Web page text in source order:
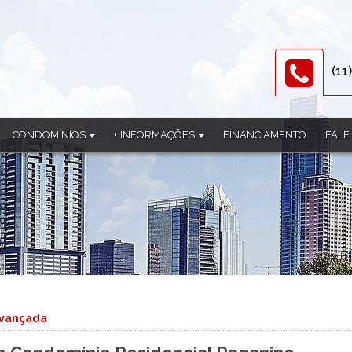
CONDOMÍNIOS
Alpes de Guararema
Aruã
Barcelona
Bella Citá
Belvedere
Bliss Itapeti
Condominio Edificio Gregorio
+ INFORMAÇÕES
Parceiros
FINANCIAMENTO